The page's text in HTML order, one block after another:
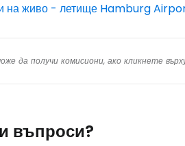
на живо - летище Hamburg
да получи комисиони, ако кликнете
въпроси?